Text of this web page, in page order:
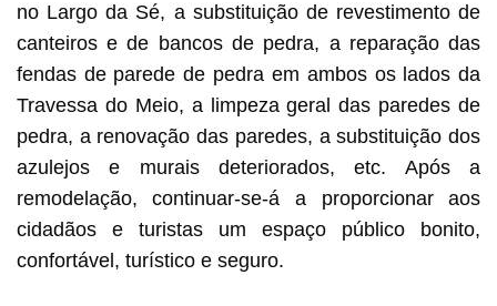
no Largo da Sé, a substituição de revestimento de
canteiros e de bancos de pedra, a reparação das
fendas de parede de pedra em ambos os lados da
Travessa do Meio, a limpeza geral das paredes de
pedra, a renovação das paredes, a substituição dos
azulejos e murais deteriorados, etc. Após a
remodelação, continuar-se-á a proporcionar aos
cidadãos e turistas um espaço público bonito,
confortável, turístico e seguro.